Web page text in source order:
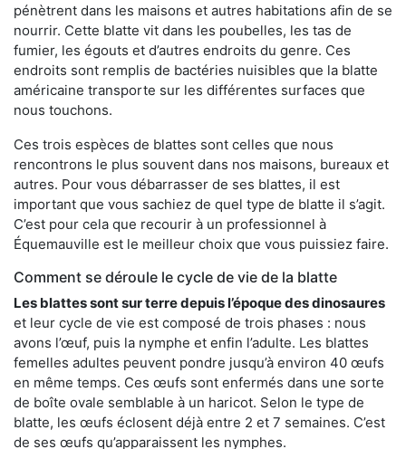
pénètrent dans les maisons et autres habitations afin de se
nourrir. Cette blatte vit dans les poubelles, les tas de
fumier, les égouts et d’autres endroits du genre. Ces
endroits sont remplis de bactéries nuisibles que la blatte
américaine transporte sur les différentes surfaces que
nous touchons.
Ces trois espèces de blattes sont celles que nous
rencontrons le plus souvent dans nos maisons, bureaux et
autres. Pour vous débarrasser de ses blattes, il est
important que vous sachiez de quel type de blatte il s’agit.
C’est pour cela que recourir à un professionnel à
Équemauville est le meilleur choix que vous puissiez faire.
Comment se déroule le cycle de vie de la blatte
Les blattes sont sur terre depuis l’époque des dinosaures
et leur cycle de vie est composé de trois phases : nous
avons l’œuf, puis la nymphe et enfin l’adulte. Les blattes
femelles adultes peuvent pondre jusqu’à environ 40 œufs
en même temps. Ces œufs sont enfermés dans une sorte
de boîte ovale semblable à un haricot. Selon le type de
blatte, les œufs éclosent déjà entre 2 et 7 semaines. C’est
de ses œufs qu’apparaissent les nymphes.